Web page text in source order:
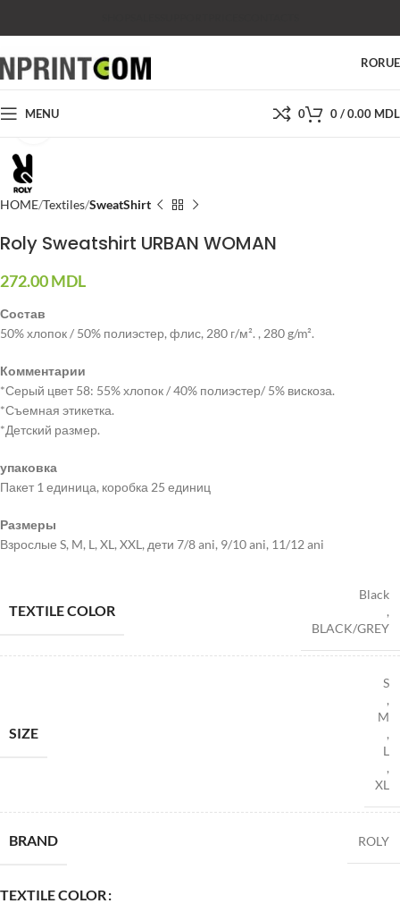
RORU
MENU 0 0/0.00 MDL
HOME Textiles SweatShirt
Roly Sweatshirt URBAN WOMAN
272.00MDL
Состав
50% хлопок / 50% полиэстер, флис, 280 г/м². , 280 g/m².
Комментарии
*Серый цвет 58: 55% хлопок / 40% полиэстер/ 5% вискоза.
*Съемная этикетка.
*Детский размер.
упаковка
Пакет 1 единица, коробка 25 единиц
Размеры
Взрослые S, M, L, XL, XXL, дети 7/8 ani, 9/10 ani, 11/12 ani
TEXTILE COLOR
Black
,
BLACK/GREY
SIZE
S
,
M
,
L
,
XL
BRAND ROLY
TEXTILE COLOR